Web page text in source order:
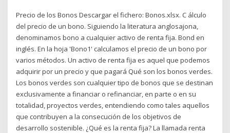
Precio de los Bonos Descargar el fichero: Bonos.xlsx. C álculo
del precio de un bono. Siguiendo la literatura anglosajona,
denominamos bono a cualquier activo de renta fija. Bond en
inglés. En la hoja 'Bono1' calculamos el precio de un bono por
varios métodos. Un activo de renta fija es aquel que podemos
adquirir por un precio y que pagará Qué son los bonos verdes.
Los bonos verdes son cualquier tipo de bonos que se destinan
exclusivamente a financiar o refinanciar, en parte o en su
totalidad, proyectos verdes, entendiendo como tales aquellos
que contribuyen a la consecución de los objetivos de
desarrollo sostenible. ¿Qué es la renta fija? La llamada renta